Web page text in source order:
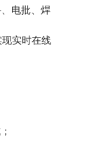
电批、焊
实时在线